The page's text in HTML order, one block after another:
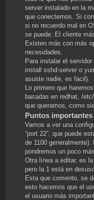
server instalado en la
que conectemos. Si
si no recuerdo mal en
se puede. El cliente
Existen más con más
necesidades.
Para instalar el
install sshd-server o
asuste nadie, es fácil).
Lo primero que
basadas en redhat, /
que queramos, como
Puntos importantes
Vamos a ver una
“port 22”, que puede
de 1100
pondremos un poco
Otra línea a editar, es
pero la 1 está en
Esta que comento, se
esto hacemos que el
el usuario más